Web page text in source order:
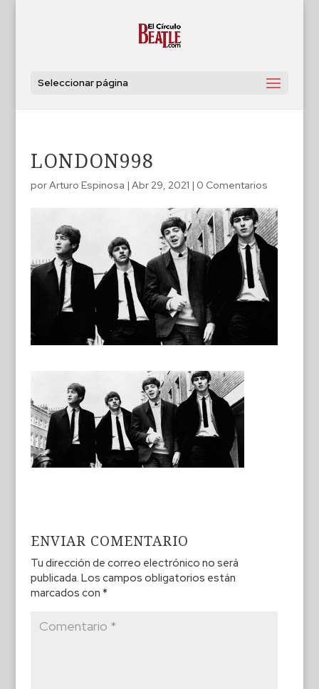
Seleccionar página
LONDON998
porArturo Espinosa | Abr 29, 2021 | 0 Comentarios
ENVIAR COMENTARIO
Tu dirección de correo electrónico no será
publicada. Los campos obligatorios están
marcados con *